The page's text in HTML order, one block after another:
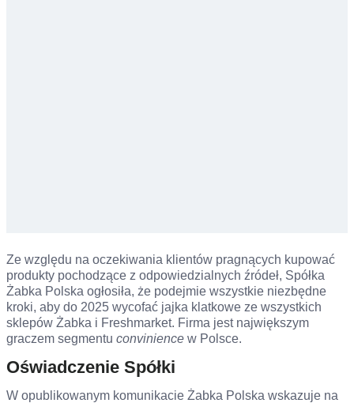
Ze względu na oczekiwania klientów pragnących kupować
produkty pochodzące z odpowiedzialnych źródeł, Spółka
Żabka Polska ogłosiła, że podejmie wszystkie niezbędne
kroki, aby do 2025 wycofać jajka klatkowe ze wszystkich
sklepów Żabka i Freshmarket. Firma jest największym
graczem segmentu convinience w Polsce.
Oświadczenie Spółki
W opublikowanym komunikacie Żabka Polska wskazuje na